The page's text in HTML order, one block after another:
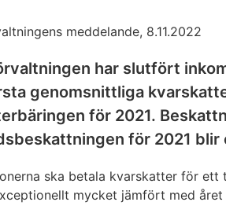
meddelande, 8.11.2022
har slutfört
genomsnittliga
för 2021.
för 2021
ska betala kvarskatter för
mycket jämfört med